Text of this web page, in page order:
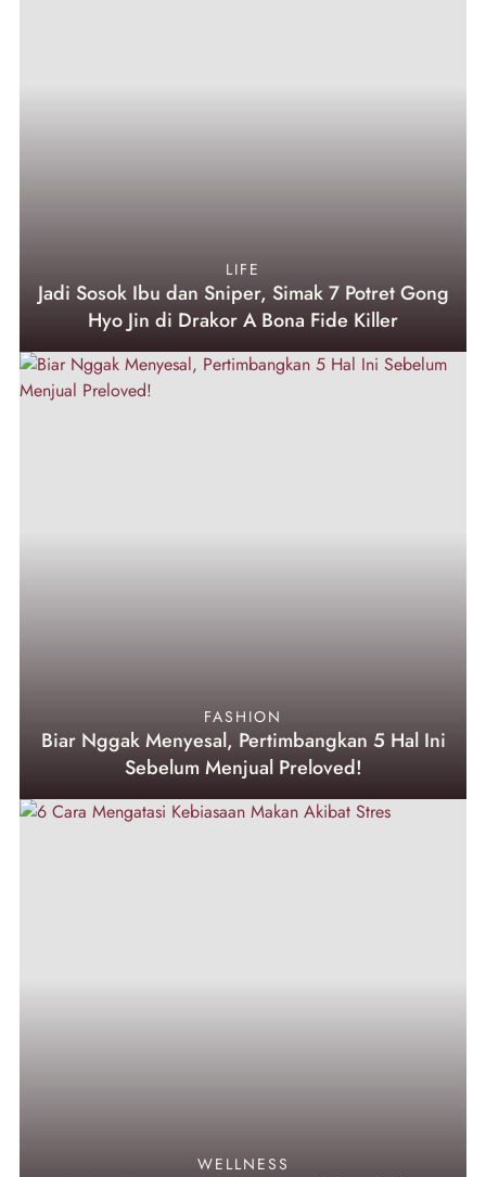
LIFE
Jadi Sosok Ibu dan Sniper, Simak 7 Potret Gong
Hyo Jin di Drakor A Bona Fide Killer
FASHION
Biar Nggak Menyesal, Pertimbangkan 5 Hal Ini
Sebelum Menjual Preloved!
WELLNESS